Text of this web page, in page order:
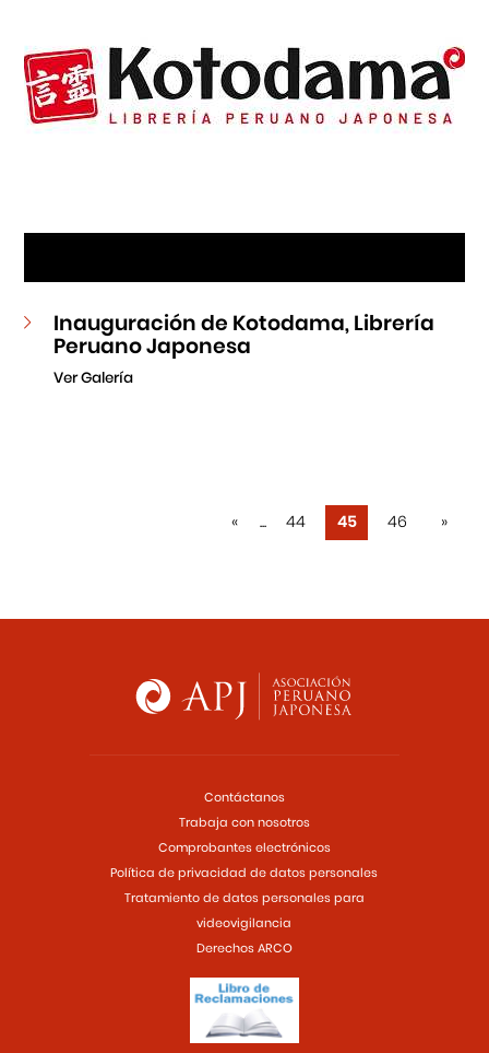
Inauguración de Kotodama, Librería
Peruano Japonesa
Ver Galería
« ... 44 45 46 »
Contáctanos
Trabaja con nosotros
Comprobantes electrónicos
Política de privacidad de datos personales
Tratamiento de datos personales para
videovigilancia
Derechos ARCO